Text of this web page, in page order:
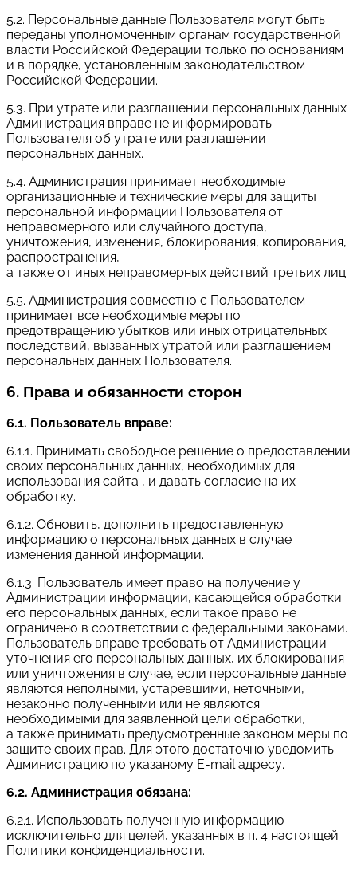
5.2. Персональные данные Пользователя могут быть
переданы уполномоченным органам государственной
власти Российской Федерации только по основаниям
и в порядке, установленным законодательством
Российской Федерации.
5.3. При утрате или разглашении персональных данных
Администрация вправе не информировать
Пользователя об утрате или разглашении
персональных данных.
5.4. Администрация принимает необходимые
организационные и технические меры для защиты
персональной информации Пользователя от
неправомерного или случайного доступа,
уничтожения, изменения, блокирования, копирования,
распространения,
а также от иных неправомерных действий третьих лиц.
5.5. Администрация совместно с Пользователем
принимает все необходимые меры по
предотвращению убытков или иных отрицательных
последствий, вызванных утратой или разглашением
персональных данных Пользователя.
6. Права и обязанности сторон
6.1. Пользователь вправе:
6.1.1. Принимать свободное решение о предоставлении
своих персональных данных, необходимых для
использования сайта , и давать согласие на их
обработку.
6.1.2. Обновить, дополнить предоставленную
информацию о персональных данных в случае
изменения данной информации.
6.1.3. Пользователь имеет право на получение у
Администрации информации, касающейся обработки
его персональных данных, если такое право не
ограничено в соответствии с федеральными законами.
Пользователь вправе требовать от Администрации
уточнения его персональных данных, их блокирования
или уничтожения в случае, если персональные данные
являются неполными, устаревшими, неточными,
незаконно полученными или не являются
необходимыми для заявленной цели обработки,
а также принимать предусмотренные законом меры по
защите своих прав. Для этого достаточно уведомить
Администрацию по указаному E-mail адресу.
6.2. Администрация обязана:
6.2.1. Использовать полученную информацию
исключительно для целей, указанных в п. 4 настоящей
Политики конфиденциальности.